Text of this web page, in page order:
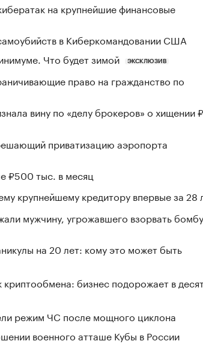
на крупнейшие финансовые
в Киберкомандовании США
Что будет зимой
ЭКСКЛЮЗИВ
право на гражданство по
вину по «делу брокеров» о хищении
приватизацию аэропорта
₽500 тыс. в месяц
крупнейшему кредитору впервые за 28
мужчину, угрожавшего взорвать бомбу
на 20 лет: кому это может быть
бизнес подорожает в
режим ЧС после мощного циклона
военного атташе Кубы в России